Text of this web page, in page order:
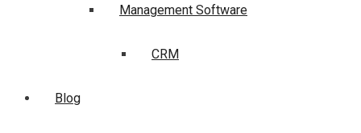
Management Software
CRM
Blog